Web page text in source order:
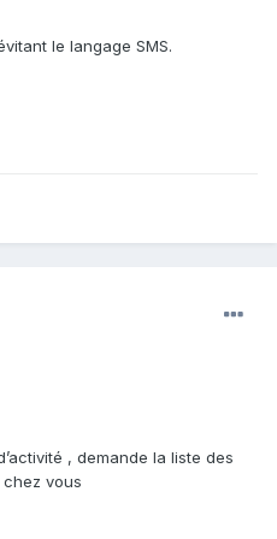
le langage SMS.
, demande la liste des
chez vous